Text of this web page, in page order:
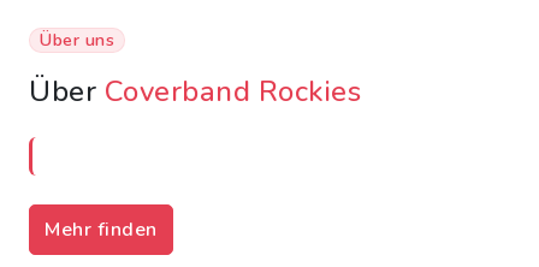
Über uns
Über Coverband Rockies
Mehr finden